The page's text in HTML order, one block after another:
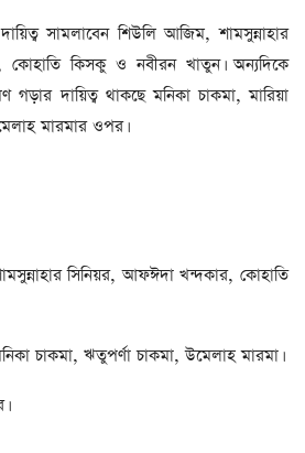
সামলাবেন শিউলি আজিম, শামসুন্নাহার
কিসকু ও নবীরন খাতুন। অন্যদিকে
গড়ার দায়িত্ব থাকছে মনিকা চাকমা, মারিয়া
মারমার ওপর।
সিনিয়র, আফঈদা খন্দকার, কোহাতি
চাকমা, ঋতুপর্ণা চাকমা, উমেলাহ মারমা।